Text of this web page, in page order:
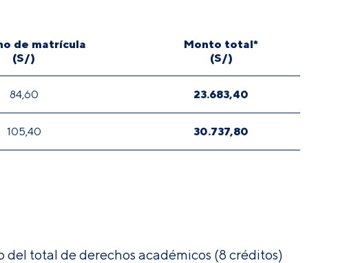
de matrícula
(S/)
Monto total*
(S/)
84,60 23.683,40
105,40 30.737,80
del total de derechos académicos (8 créditos)